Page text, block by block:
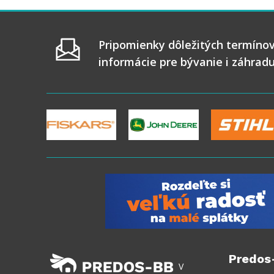
Pripomienky dôležitých
informácie pre bývanie i záhradu
V